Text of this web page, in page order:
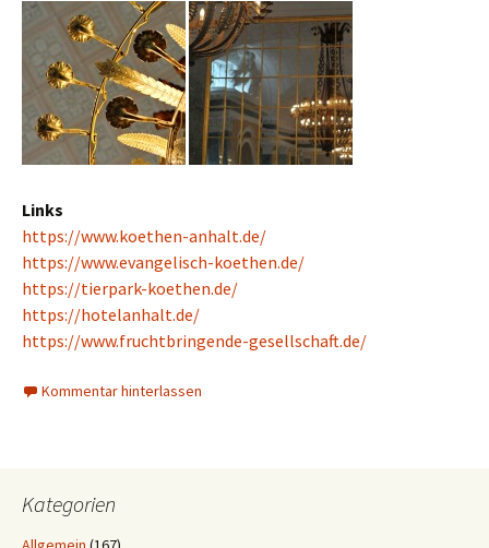
Links
https://www.koethen-anhalt.de/
https://www.evangelisch-koethen.de/
https://tierpark-koethen.de/
https://hotelanhalt.de/
https://www.fruchtbringende-gesellschaft.de/
Kommentar hinterlassen
Kategorien